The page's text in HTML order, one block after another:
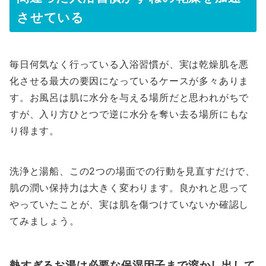
させている
毎日何気なく行っている入浴習慣が、実は乾燥肌を悪
化させる最大の要因になっているケースが多々ありま
す。お風呂は肌に水分を与える場所だと思われがちで
すが、入り方ひとつで逆に水分を奪い去る場所にもな
り得ます。
洗浄と湯船、この2つの場面での行動を見直すだけで、
肌の潤い保持力は大きく変わります。良かれと思って
やっていたことが、実は肌を傷つけていないか確認し
てみましょう。